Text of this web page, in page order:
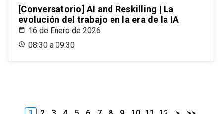
[Conversatorio] AI and Reskilling | La
evolución del trabajo en la era de la IA
16 de Enero de 2026
08:30 a 09:30